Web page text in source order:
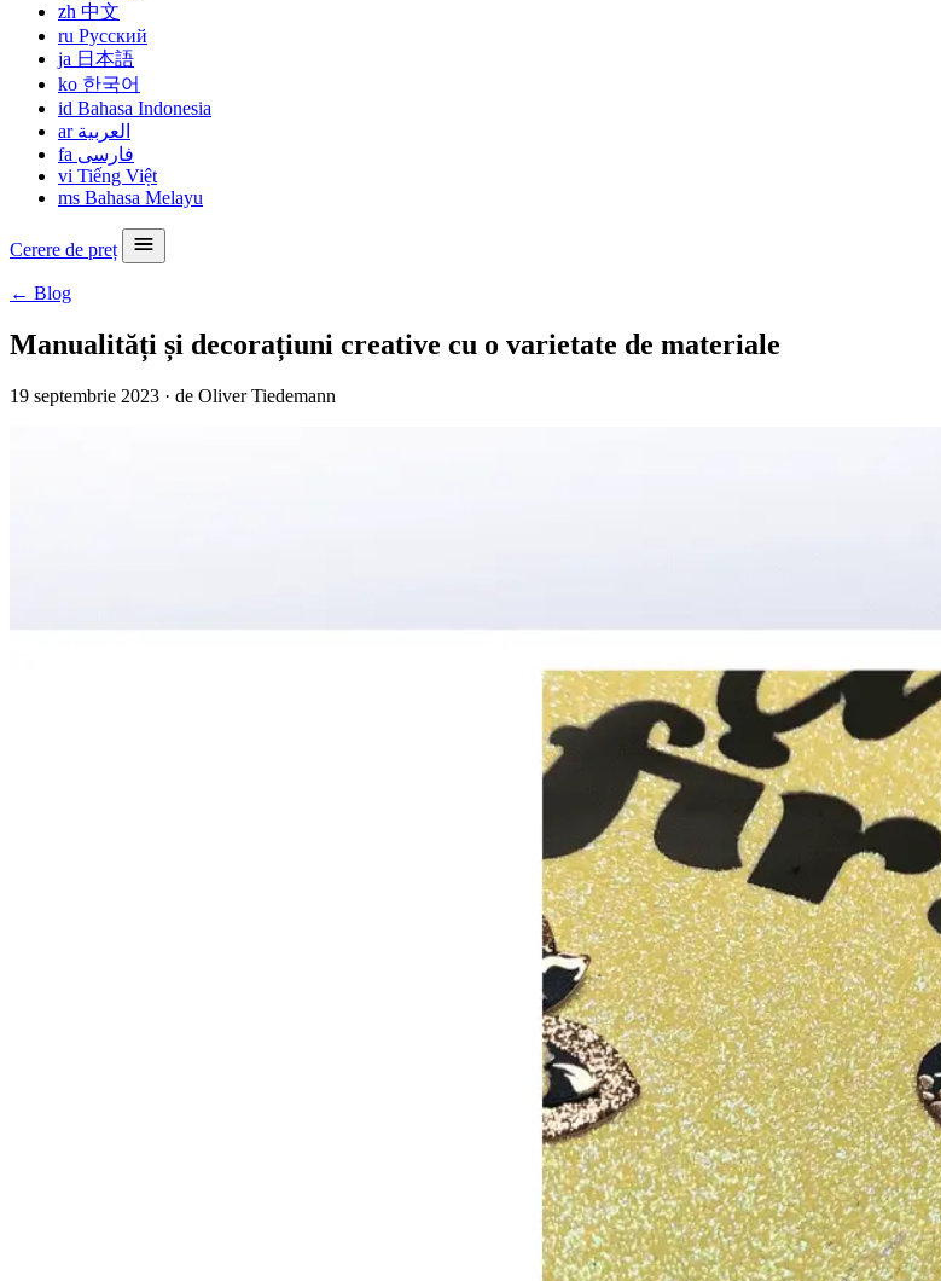
zh 中文
ru Русский
ja 日本語
ko 한국어
id Bahasa Indonesia
ar العربية
fa فارسی
vi Tiếng Việt
ms Bahasa Melayu
Cerere de preț
← Blog
Manualități și decorațiuni creative cu o varietate de materiale
19 septembrie 2023 · de Oliver Tiedemann